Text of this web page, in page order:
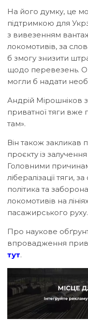
На його думку, це
підтримкою для
з вивезенням
локомотивів, за
б змогу знизити
щодо перевезень.
могли б надати
Андрій Мірошніков
приватної тяги вже
там».
Він також закликав
проєкту із
Головними
лібералізації тяги,
політика та
локомотивів на
пасажирського руху.
Про наукове
впровадження
тут.